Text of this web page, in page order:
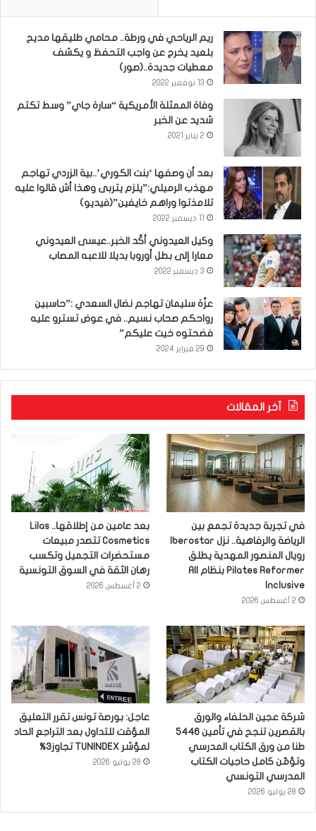
ريم الرياحي في ورطة.. محامي طليقها مديح
بلعيد يخرج عن واجب التحفظ و يكشف
معطيات جديدة..(صور)
13 نوفمبر 2022
وفاة الممثلة الأمريكية “سارة جاي” وسط تكتم
شديد عن الخبر
2 يناير 2021
بعد أن وصفها ‘بنت الكوري’..بية الزردي تهاجم
مهذب الرميلي:”يلزم يتربى وهذا أش قالوا عليه
تلامذتوا وراهم خايفين”(فيديو)
وكيل العيدوني أكّد الخبر..عيسى العيدوني
معارا إلى بطل أوروبا بديلا للاعبه المصاب
3 ديسمبر 2022
عزّة سليمان تهاجم نضال السعدي :”حاسبين
رواحكم صحاب نسيم.. في عوض تسترو عليه
فضحتوه خيت عليكم”
29 فبراير 2024
آخر المقالات
في تجربة جديدة تجمع بين
رويال المنصور المهدية يطلق
Pilates Reformer بنظام All
Inclusive
2 أغسطس 2026
بعد عامين من إطلاقها.. Lilas
Cosmetics تتصدر مبيعات
مستحضرات التجميل وتكسب
رهان الثقة في السوق التونسية
2 أغسطس 2026
شركة عجين الحلفاء والورق
بالقصرين تنجح في تأمين 5446
طنا من ورق الكتاب المدرسي
وتؤمّن كامل حاجيات الكتاب
المدرسي التونسي
28 يوليو 2026
عاجل: بورصة تونس تقرر التعليق
المؤقت للتداول بعد التراجع الحاد
لمؤشر TUNINDEX تجاوز3%
28 يوليو 2026